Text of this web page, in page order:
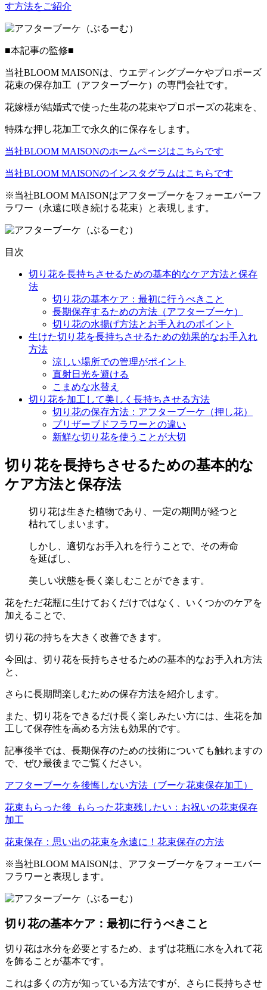
す方法をご紹介
■本記事の監修■
当社BLOOM MAISONは、ウエディングブーケやプロポーズ
花束の保存加工（アフターブーケ）の専門会社です。
花嫁様が結婚式で使った生花の花束やプロポーズの花束を、
特殊な押し花加工で永久的に保存をします。
当社BLOOM MAISONのホームページはこちらです
当社BLOOM MAISONのインスタグラムはこちらです
※当社BLOOM MAISONはアフターブーケをフォーエバーフ
ラワー（永遠に咲き続ける花束）と表現します。
目次
切り花を長持ちさせるための基本的なケア方法と保存
法
切り花の基本ケア：最初に行うべきこと
長期保存するための方法（アフターブーケ）
切り花の水揚げ方法とお手入れのポイント
生けた切り花を長持ちさせるための効果的なお手入れ
方法
涼しい場所での管理がポイント
直射日光を避ける
こまめな水替え
切り花を加工して美しく長持ちさせる方法
切り花の保存方法：アフターブーケ（押し花）
プリザーブドフラワーとの違い
新鮮な切り花を使うことが大切
切り花を長持ちさせるための基本的な
ケア方法と保存法
切り花は生きた植物であり、一定の期間が経つと
枯れてしまいます。
しかし、適切なお手入れを行うことで、その寿命
を延ばし、
美しい状態を長く楽しむことができます。
花をただ花瓶に生けておくだけではなく、いくつかのケアを
加えることで、
切り花の持ちを大きく改善できます。
今回は、切り花を長持ちさせるための基本的なお手入れ方法
と、
さらに長期間楽しむための保存方法を紹介します。
また、切り花をできるだけ長く楽しみたい方には、生花を加
工して保存性を高める方法も効果的です。
記事後半では、長期保存のための技術についても触れますの
で、ぜひ最後までご覧ください。
アフターブーケを後悔しない方法（ブーケ花束保存加工）
花束もらった後_もらった花束残したい：お祝いの花束保存
加工
花束保存：思い出の花束を永遠に！花束保存の方法
※当社BLOOM MAISONは、アフターブーケをフォーエバー
フラワーと表現します。
切り花の基本ケア：最初に行うべきこと
切り花は水分を必要とするため、まずは花瓶に水を入れて花
を飾ることが基本です。
これは多くの方が知っている方法ですが、さらに長持ちさせ